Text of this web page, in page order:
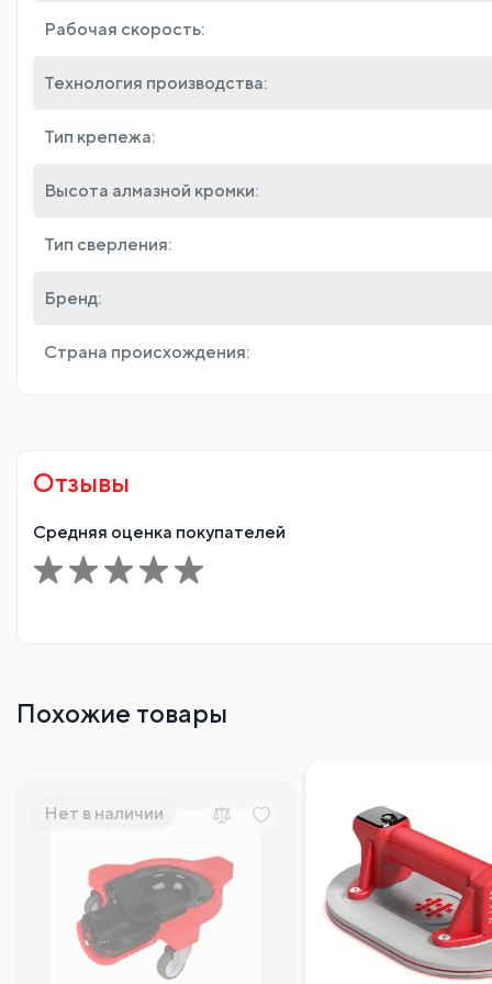
Рабочая скорость:
Технология производства:
Тип крепежа:
Высота алмазной кромки:
Тип сверления:
Бренд:
Страна происхождения:
Отзывы
Средняя оценка покупателей
Похожие товары
Нет в наличии